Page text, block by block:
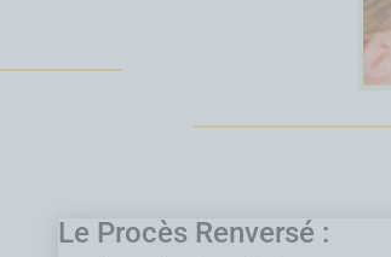
Le Procès Renversé :